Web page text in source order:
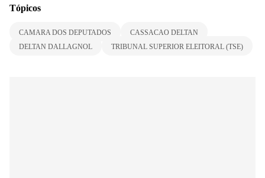
Tópicos
CAMARA DOS DEPUTADOS
CASSACAO DELTAN
DELTAN DALLAGNOL
TRIBUNAL SUPERIOR ELEITORAL (TSE)